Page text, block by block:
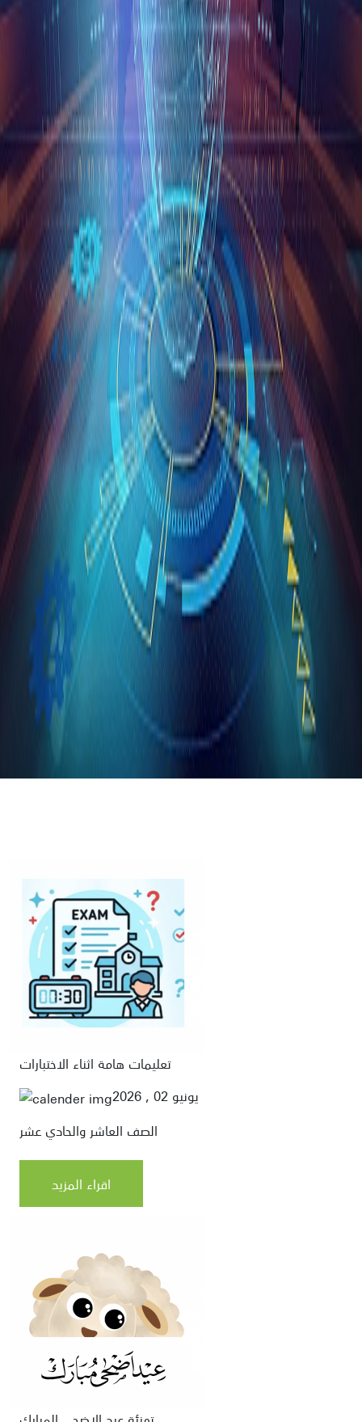
تعليمات هامة اثناء الاختبارات
يونيو 02 , 2026
الصف العاشر والحادي عشر
اقراء المزيد